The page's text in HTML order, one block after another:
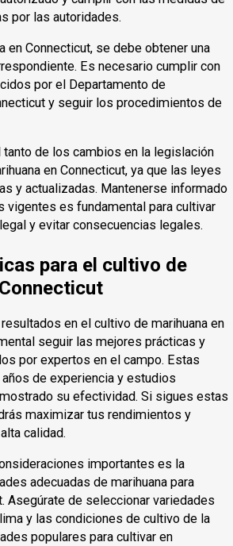
por las autoridades.
en Connecticut, se debe obtener una
Es necesario cumplir con
por el Departamento de
y seguir los procedimientos de
de los cambios en la legislación
en Connecticut, ya que las leyes
y actualizadas. Mantenerse informado
vigentes es fundamental para cultivar
y evitar consecuencias legales.
para el cultivo de
en el cultivo de marihuana en
seguir las mejores prácticas y
por expertos en el campo. Estas
de experiencia y estudios
su efectividad. Si sigues estas
maximizar tus rendimientos y
calidad.
importantes es la
adecuadas de marihuana para
Asegúrate de seleccionar variedades
y las condiciones de cultivo de la
populares para cultivar en